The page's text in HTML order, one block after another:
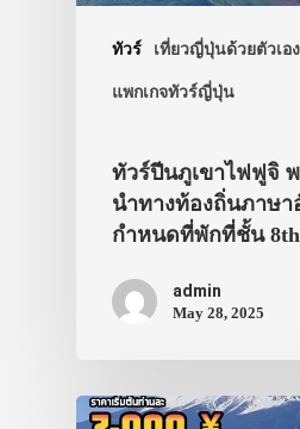
ทัวร์ เที่ยวญี่ปุ่นด้วยตัวเอง
แพกเกจทัวร์ญี่ปุ่น
ทัวร์ปีนภูเขาไฟฟูจิ
นำทางท้องถิ่นภาษา
กำหนดที่พักที่ชั้น
admin
May 28, 2025